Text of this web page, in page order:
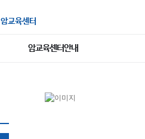
암교육센터
암교육센터안내